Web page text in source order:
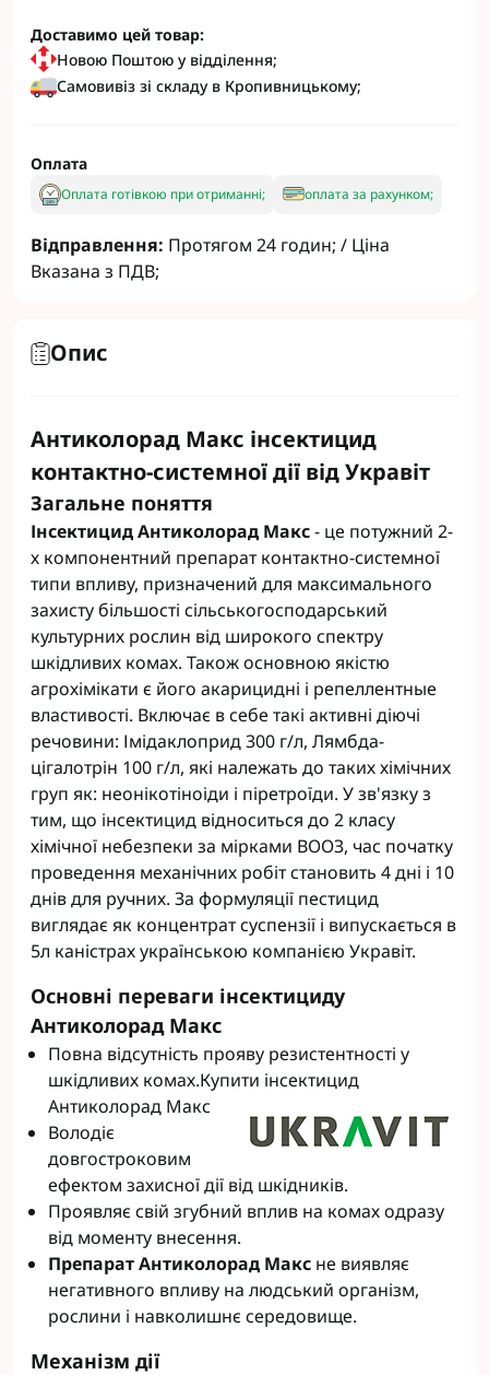
Доставимо цей товар:
Новою Поштою у відділення;
Самовивіз зі складу в Кропивницькому;
Оплата
Оплата готівкою при отриманні; оплата за рахунком;
Відправлення: Протягом 24 годин; / Ціна
Вказана з ПДВ;
Опис
Антиколорад Макс інсектицид
контактно-системної дії від Укравіт
Загальне поняття
Інсектицид Антиколорад Макс- це потужний 2-
х компонентний препарат контактно-системної
типи впливу, призначений для максимального
захисту більшості сільськогосподарський
культурних рослин від широкого спектру
шкідливих комах. Також основною якістю
агрохімікати є його акарицидні і репеллентные
властивості. Включає в себе такі активні діючі
речовини: Імідаклоприд 300 г/л, Лямбда-
цігалотрін 100 г/л, які належать до таких хімічних
груп як: неонікотіноіди і піретроїди. У зв'язку з
тим, що інсектицид відноситься до 2 класу
хімічної небезпеки за мірками ВООЗ, час початку
проведення механічних робіт становить 4 дні і 10
днів для ручних. За формуляції пестицид
виглядає як концентрат суспензії і випускається в
5л каністрах українською компанією Укравіт.
Основні переваги інсектициду
Антиколорад Макс
Повна відсутність прояву резистентності у
шкідливих комах.Купити інсектицид
Антиколорад Макс
Володіє
довгостроковим
ефектом захисної дії від шкідників.
Проявляє свій згубний вплив на комах одразу
від моменту внесення.
Препарат Антиколорад Макс не виявляє
негативного впливу на людський організм,
рослини і навколишнє середовище.
Механізм дії